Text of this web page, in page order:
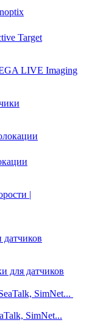
Target
LIVE Imaging
|
датчиков
для датчиков
SimNet...
SimNet...